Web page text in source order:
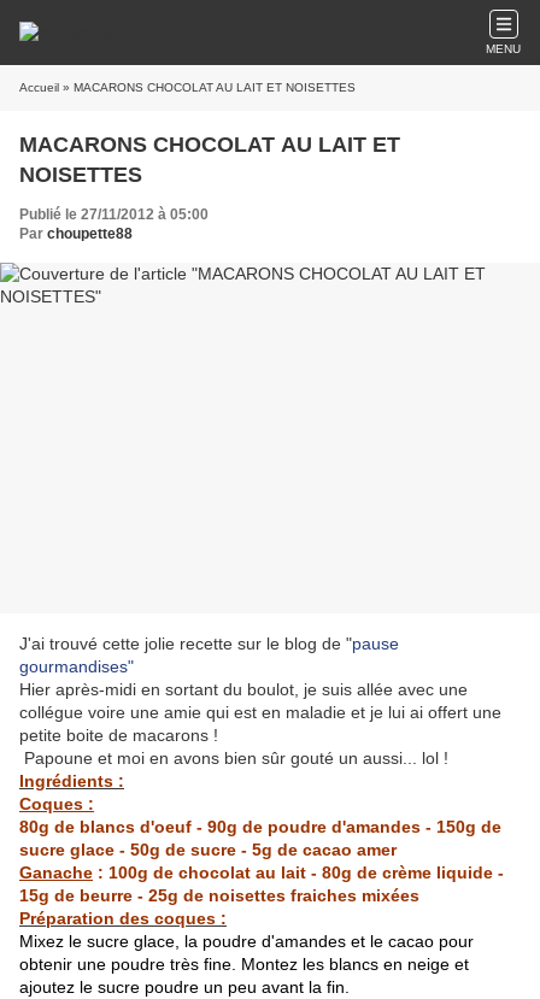
MENU
Accueil » MACARONS CHOCOLAT AU LAIT ET NOISETTES
MACARONS CHOCOLAT AU LAIT ET
NOISETTES
Publié le 27/11/2012 à 05:00
Par choupette88
J'ai trouvé cette jolie recette sur le blog de "pause
gourmandises"
Hier après-midi en sortant du boulot, je suis allée avec une
collégue voire une amie qui est en maladie et je lui ai offert une
petite boite de macarons !
Papoune et moi en avons bien sûr gouté un aussi... lol !
Ingrédients :
Coques :
80g de blancs d'oeuf - 90g de poudre d'amandes - 150g de
sucre glace - 50g de sucre - 5g de cacao amer
Ganache : 100g de chocolat au lait - 80g de crème liquide -
15g de beurre - 25g de noisettes fraiches mixées
Préparation des coques :
Mixez le sucre glace, la poudre d'amandes et le cacao pour
obtenir une poudre très fine. Montez les blancs en neige et
ajoutez le sucre poudre un peu avant la fin.